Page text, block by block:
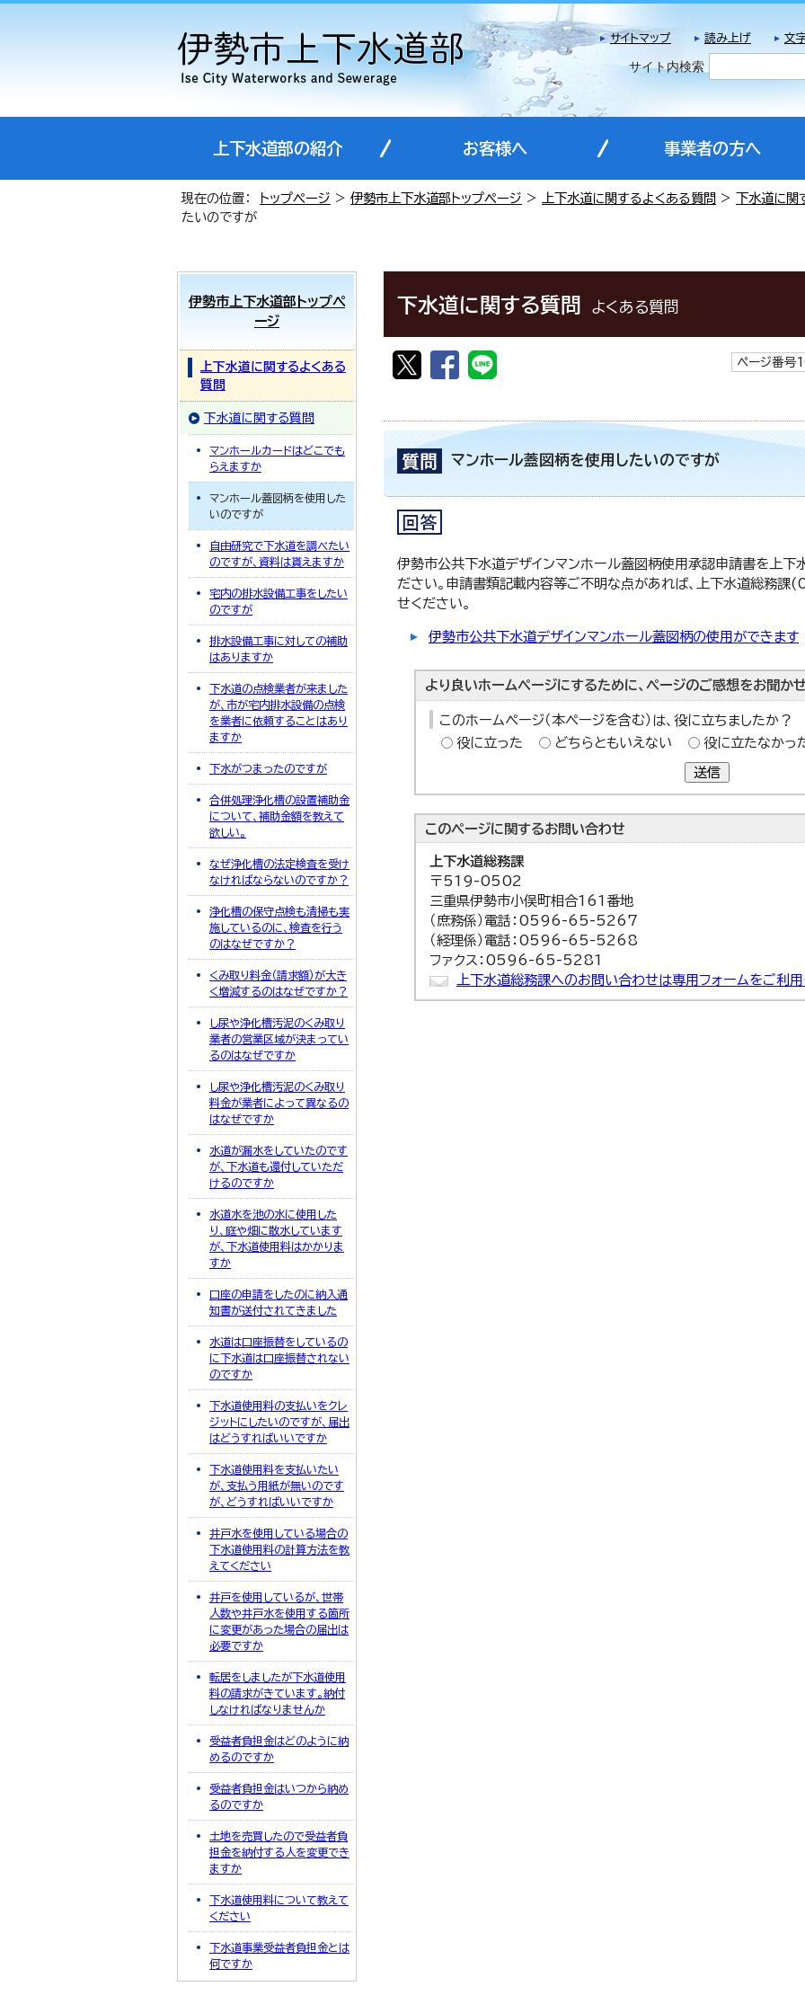
サイトマップ
読み上げ 文
サイト内検索
上下水道部の紹介 お客様へ 事業者の方へ
現在の位置： トップページ > 伊勢市上下水道部トップページ > 上下水道に関するよくある質問 > 下水道に関
たいのですが
下水道に関する質問 よくある質問
ページ番
マンホール蓋図柄を使用したいのですが
伊勢市公共下水道デザインマンホール蓋図柄使用承認申請書を上下
ださい。申請書類記載内容等ご不明な点があれば、上下水道総
せください。
伊勢市公共下水道デザインマンホール蓋図柄の使用ができます
より良いホームページにするために、ページのご感想をお聞かせ
このホームページ（本ページを含む）は、役に立ちましたか？
役に立った
どちらともいえない 役に立たなかっ
送信
このページに関するお問い合わせ
上下水道総務課
〒519-0502
三重県伊勢市小俣町相合161番地
（庶務係）電話：0596-65-5267
（経理係）電話：0596-65-5268
ファクス：0596-65-5281
上下水道総務課へのお問い合わせは専用フォームをご利用
伊勢市上下水道部トップペ
ージ
上下水道に関するよくある
質問
下水道に関する質問
マンホールカードはどこでも
らえますか
マンホール蓋図柄を使用した
いのですが
自由研究で下水道を調べたい
のですが、資料は貰えますか
宅内の排水設備工事をしたい
のですが
排水設備工事に対しての補助
はありますか
下水道の点検業者が来ました
が、市が宅内排水設備の点検
を業者に依頼することはあり
ますか
下水がつまったのですが
合併処理浄化槽の設置補助金
について、補助金額を教えて
欲しい。
なぜ浄化槽の法定検査を受け
なければならないのですか？
浄化槽の保守点検も清掃も実
施しているのに、検査を行う
のはなぜですか？
くみ取り料金（請求額）が大き
く増減するのはなぜですか？
し尿や浄化槽汚泥のくみ取り
業者の営業区域が決まってい
るのはなぜですか
し尿や浄化槽汚泥のくみ取り
料金が業者によって異なるの
はなぜですか
水道が漏水をしていたのです
が、下水道も還付していただ
けるのですか
水道水を池の水に使用した
り、庭や畑に散水しています
が、下水道使用料はかかりま
すか
口座の申請をしたのに納入通
知書が送付されてきました
水道は口座振替をしているの
に下水道は口座振替されない
のですか
下水道使用料の支払いをクレ
ジットにしたいのですが、届出
はどうすればいいですか
下水道使用料を支払いたい
が、支払う用紙が無いのです
が、どうすればいいですか
井戸水を使用している場合の
下水道使用料の計算方法を教
えてください
井戸を使用しているが、世帯
人数や井戸水を使用する箇所
に変更があった場合の届出は
必要ですか
転居をしましたが下水道使用
料の請求がきています。納付
しなければなりませんか
受益者負担金はどのように納
めるのですか
受益者負担金はいつから納め
るのですか
土地を売買したので受益者負
担金を納付する人を変更でき
ますか
下水道使用料について教えて
ください
下水道事業受益者負担金とは
何ですか